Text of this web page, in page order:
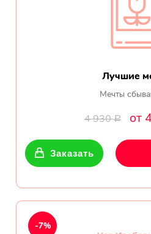
Лучшие
Мечты
4 930Р от
Заказать
-7%